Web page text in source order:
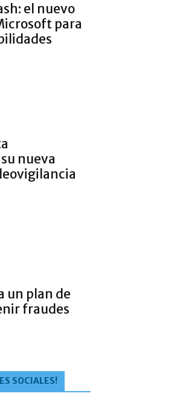
el nuevo
para
nueva
un plan de
fraudes
SOCIALES!